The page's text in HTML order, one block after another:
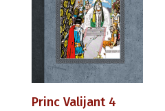
Princ Valijant 4